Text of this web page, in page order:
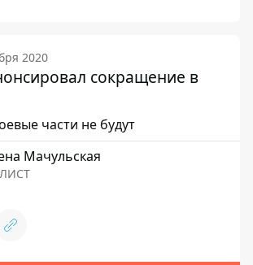
2020
сокращение в
части не будут
Мачульская